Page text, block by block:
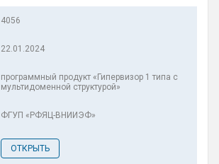
4056
22.01.2024
программный продукт «Гипервизор 1 типа с
мультидоменной структурой»
ФГУП «РФЯЦ-ВНИИЭФ»
ОТКРЫТЬ